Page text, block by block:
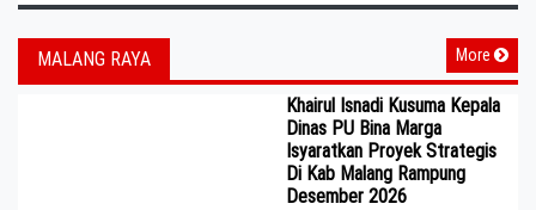
MALANG RAYA More
Khairul Isnadi Kusuma Kepala
Dinas PU Bina Marga
Isyaratkan Proyek Strategis
Di Kab Malang Rampung
Desember 2026